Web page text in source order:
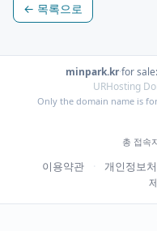
← 목록으로
minpark.kr·for
URHosting
Only the domain name is
총 접속
이용약관 · 개인정보